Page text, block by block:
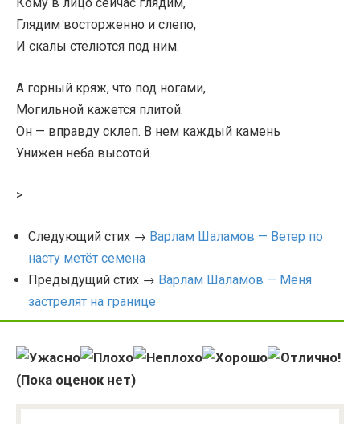
Глядим восторженно и слепо,
И скалы стелются под ним.
А горный кряж, что под ногами,
Могильной кажется плитой.
Он — вправду склеп. В нем каждый камень
Унижен неба высотой.
>
Следующий стих → Варлам Шаламов — Ветер по
насту метёт семена
Предыдущий стих → Варлам Шаламов — Меня
застрелят на границе
(Пока оценок нет)